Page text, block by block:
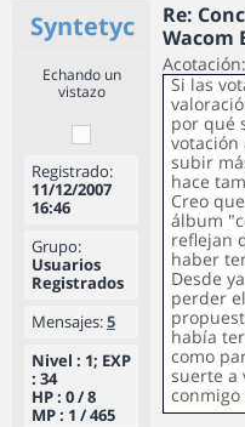
Syntetyc
Re:
Wacom
Echando un
vistazo
Registrado:
11/12/2007
16:46
Grupo:
Usuarios
Registrados
Mensajes:5
Nivel : 1; EXP
: 34
HP : 0 / 8
MP : 1 / 465
Acotación:
Si las
por qué
votación
subir
hace
Creo
álbum
reflejan
haber
Desde
perder
había
como
suerte a